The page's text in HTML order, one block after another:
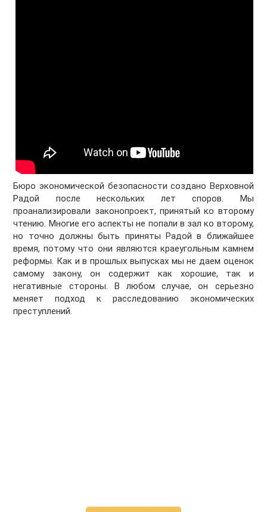
Бюро экономической безопасности создано Верховной
Радой после нескольких лет споров. Мы
проанализировали законопроект, принятый ко второму
чтению. Многие его аспекты не попали в зал ко второму,
но точно должны быть приняты Радой в ближайшее
время, потому что они являются краеугольным камнем
реформы. Как и в прошлых выпусках мы не даем оценок
самому закону, он содержит как хорошие, так и
негативные стороны. В любом случае, он серьезно
меняет подход к расследованию экономических
преступлений.